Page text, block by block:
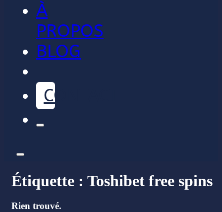
À
PROPOS
BLOG
CONTACT
Étiquette : Toshibet free spins
Rien trouvé.